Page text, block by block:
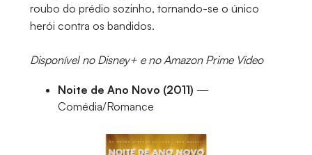
roubo do prédio sozinho, tornando-se o único
herói contra os bandidos.
Disponível no Disney+ e no Amazon Prime Video
Noite de Ano Novo (2011) —
Comédia/Romance